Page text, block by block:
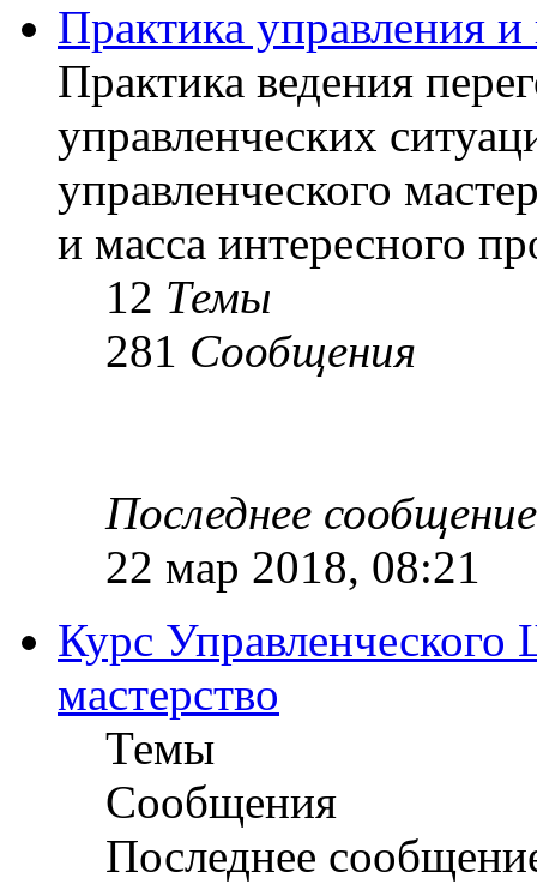
Практика управления и
Практика ведения
управленческих
управленческого
и масса интересного
12 Темы
281 Сообщения
Последнее сообщение
22 мар 2018, 08:21
Курс
мастерство
Темы
Сообщения
Последнее